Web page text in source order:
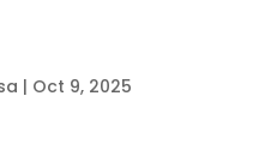
| Oct 9, 2025